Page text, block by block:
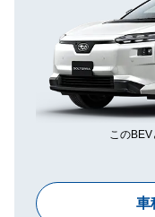
この
車